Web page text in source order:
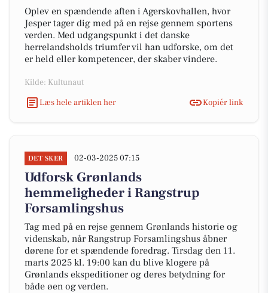
Oplev en spændende aften i Agerskovhallen, hvor
Jesper tager dig med på en rejse gennem sportens
verden. Med udgangspunkt i det danske
herrelandsholds triumfer vil han udforske, om det
er held eller kompetencer, der skaber vindere.
Kilde: Kultunaut
Læs hele artiklen her
Kopiér link
DET SKER 02-03-2025 07:15
Udforsk Grønlands
hemmeligheder i Rangstrup
Forsamlingshus
Tag med på en rejse gennem Grønlands historie og
videnskab, når Rangstrup Forsamlingshus åbner
dørene for et spændende foredrag. Tirsdag den 11.
marts 2025 kl. 19:00 kan du blive klogere på
Grønlands ekspeditioner og deres betydning for
både øen og verden.